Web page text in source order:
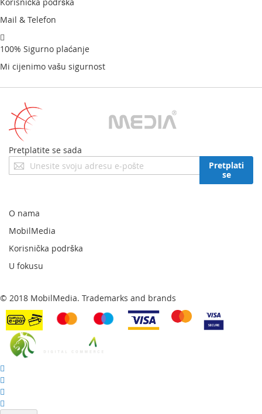
Mail & Telefon
100% Sigurno plaćanje
Mi cijenimo vašu sigurnost
Pretplatite se sada
Prijavite
se
newsletter:
Pretplati
se
O nama
MobilMedia
Korisnička podrška
U fokusu
© 2018 MobilMedia. Trademarks and brands